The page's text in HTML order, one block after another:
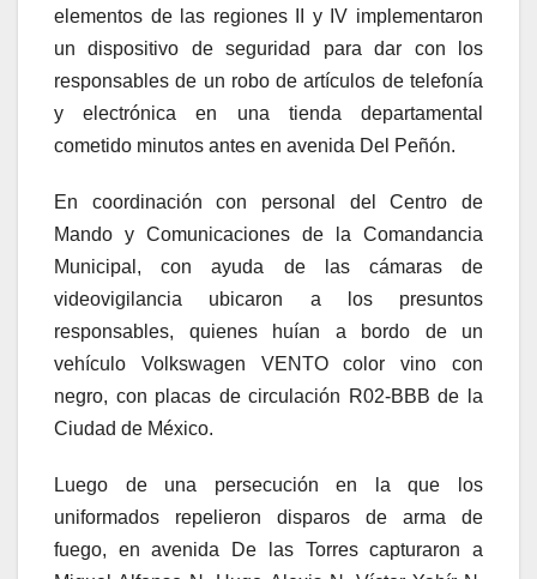
elementos de las regiones II y IV implementaron
un dispositivo de seguridad para dar con los
responsables de un robo de artículos de telefonía
y electrónica en una tienda departamental
cometido minutos antes en avenida Del Peñón.
En coordinación con personal del Centro de
Mando y Comunicaciones de la Comandancia
Municipal, con ayuda de las cámaras de
videovigilancia ubicaron a los presuntos
responsables, quienes huían a bordo de un
vehículo Volkswagen VENTO color vino con
negro, con placas de circulación R02-BBB de la
Ciudad de México.
Luego de una persecución en la que los
uniformados repelieron disparos de arma de
fuego, en avenida De las Torres capturaron a